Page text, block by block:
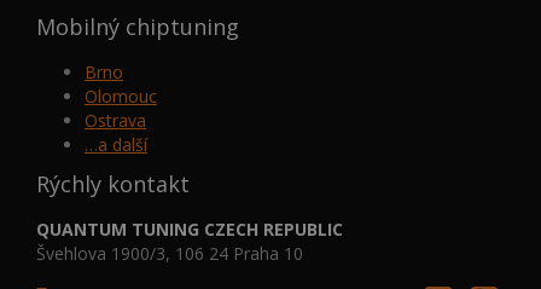
Mobilný chiptuning
Brno
Olomouc
Ostrava
…a další
Rýchly kontakt
QUANTUM TUNING CZECH REPUBLIC
Švehlova 1900/3, 106 24 Praha 10